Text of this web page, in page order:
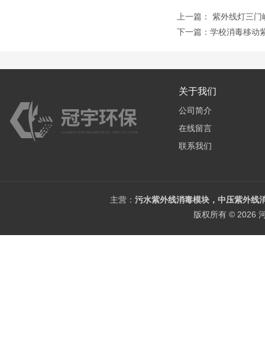
上一篇： 紫外线灯三门
下一篇： 学校消毒移动
关于我们
公司简介
在线留言
联系我们
主营： 污水紫外线消毒模块，中压紫外线
版权所有 © 2026